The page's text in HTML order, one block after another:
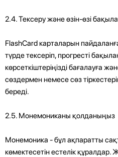
2.4. Тексеру және өзін-өзі
FlashCard карталарын
түрде тексеріп, прогресті
көрсеткіштеріңізді бағалауға
сөздермен немесе сөз
береді.
2.5. Монемониканы қолданыңыз
Монемоника - бұл ақпаратты
көмектесетін естелік құралдар.